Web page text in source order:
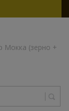
Мокка (зерно +